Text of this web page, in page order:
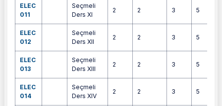
ELEC
011
Seçmeli
Ders XI
2 2 3 5
ELEC
012
Seçmeli
Ders XII
2 2 3 5
ELEC
013
Seçmeli
Ders XIII
2 2 3 5
ELEC
014
Seçmeli
Ders XIV
2 2 3 5